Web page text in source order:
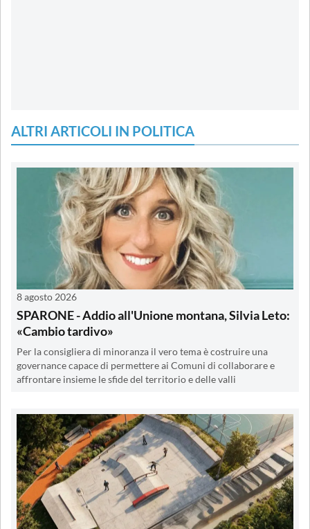
ALTRI ARTICOLI IN POLITICA
8 agosto 2026
SPARONE - Addio all'Unione montana, Silvia Leto:
«Cambio tardivo»
Per la consigliera di minoranza il vero tema è costruire una
governance capace di permettere ai Comuni di collaborare e
affrontare insieme le sfide del territorio e delle valli